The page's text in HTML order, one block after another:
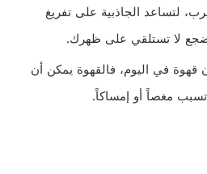
لتساعد الجاذبية على تفريغ
لا تستلقي على ظهرك.
في اليوم، فالقهوة يمكن أن
مغصاً أو إمساكاً.